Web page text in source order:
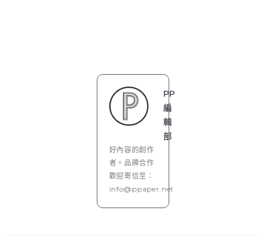
PP
編
輯
部
好內容的創作
者。品牌合作
歡迎寄信至：
info@ppaper.net